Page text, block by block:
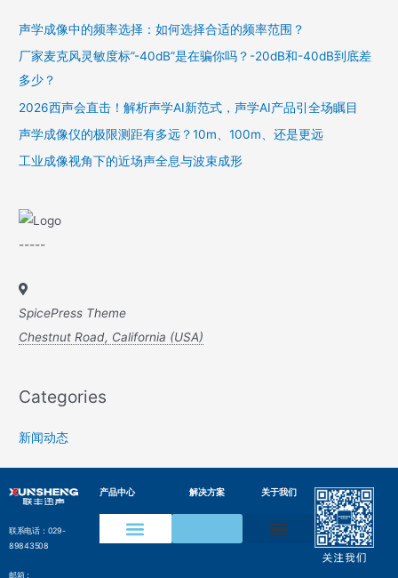
声学成像中的频率选择：如何选择合适的频率范围？
厂家麦克风灵敏度标”-40dB”是在骗你吗？-20dB和-40dB到底差
多少？
2026西声会直击！解析声学AI新范式，声学AI产品引全场瞩目
声学成像仪的极限测距有多远？10m、100m、还是更远
工业成像视角下的近场声全息与波束成形
-----
SpicePress Theme
Chestnut Road, California (USA)
Categories
新闻动态
联系电话：029-
89843508
邮箱：
产品中心 解决方案 关于我们